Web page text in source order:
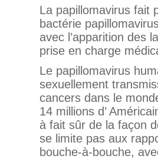
La papillomavirus fait
bactérie
avec l’apparition des
prise en charge
Le papillomavirus
sexuellement
cancers dans le
14 millions d’
à fait sûr de la façon
se limite pas aux
bouche-à-bouche,